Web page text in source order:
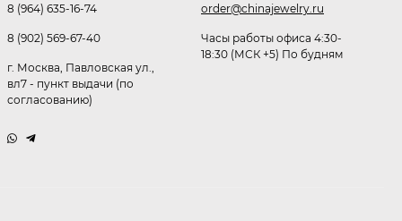
291,80₽
253₽
8 (964) 635-16-74
8 (902) 569-67-40
г. Москва, Павловская ул.,
вл7 - пункт выдачи (по
согласованию)
order@chinajewelry.ru
Часы работы офиса 4:30-
18:30 (МСК +5) По будням